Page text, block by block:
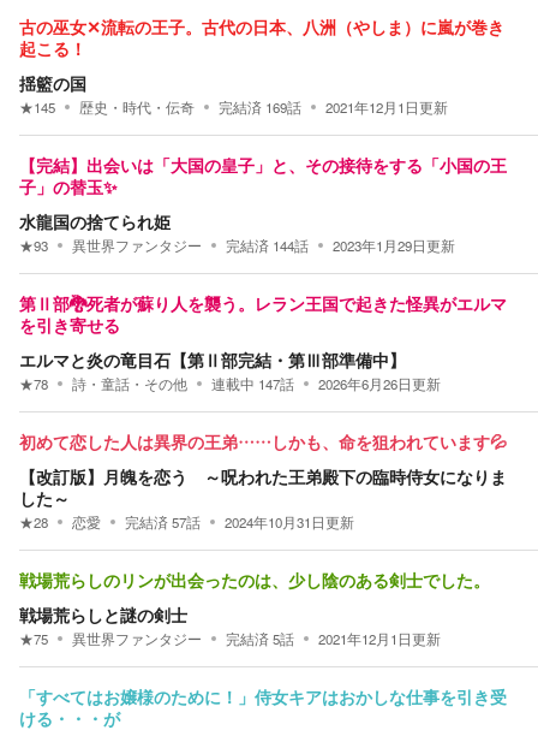
古の巫女✕流転の王子。古代の日本、八洲（やしま）に嵐が巻き
起こる！
揺籃の国
★145 歴史・時代・伝奇 完結済 169話 2021年12月1日更新
【完結】出会いは「大国の皇子」と、その接待をする「小国の王
子」の替玉✨
水龍国の捨てられ姫
★93 異世界ファンタジー 完結済 144話 2023年1月29日更新
第Ⅱ部🐉死者が蘇り人を襲う。レラン王国で起きた怪異がエルマ
を引き寄せる
エルマと炎の竜目石【第Ⅱ部完結・第Ⅲ部準備中】
★78 詩・童話・その他 連載中 147話 2026年6月26日更新
初めて恋した人は異界の王弟……しかも、命を狙われています💦
【改訂版】月魄を恋う ～呪われた王弟殿下の臨時侍女になりま
した～
★28 恋愛 完結済57話 2024年10月31日更新
戦場荒らしのリンが出会ったのは、少し陰のある剣士でした。
戦場荒らしと謎の剣士
★75 異世界ファンタジー 完結済5話 2021年12月1日更新
「すべてはお嬢様のために！」侍女キアはおかしな仕事を引き受
ける・・・が